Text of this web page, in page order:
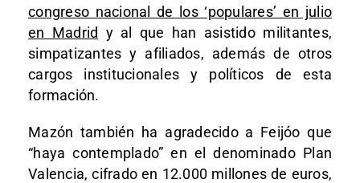
congreso nacional de los ‘populares’ en julio
en Madrid y al que han asistido militantes,
simpatizantes y afiliados, además de otros
cargos institucionales y políticos de esta
formación.
Mazón también ha agradecido a Feijóo que
“haya contemplado” en el denominado Plan
Valencia, cifrado en 12.000 millones de euros,